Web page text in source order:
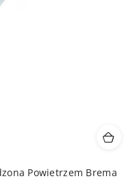
Powietrzem Brema